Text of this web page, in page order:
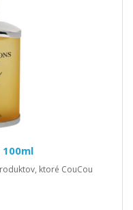
100ml
ktoré CouCou